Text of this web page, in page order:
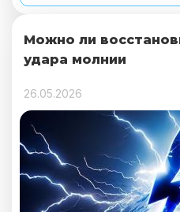
Можно ли
удара молнии
26.05.2026